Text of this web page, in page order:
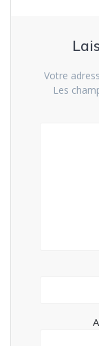
Votre
Les